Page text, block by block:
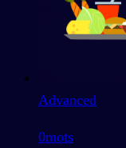
Advanced
0mots